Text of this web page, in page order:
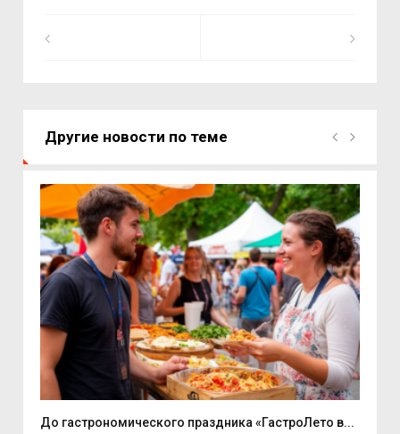
Другие новости по теме
До гастрономического праздника «ГастроЛето в...